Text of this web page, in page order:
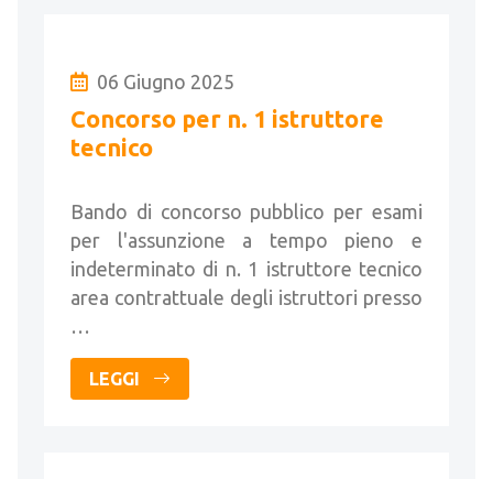
06 Giugno 2025
Concorso per n. 1 istruttore
tecnico
Bando di concorso pubblico per esami
per l'assunzione a tempo pieno e
indeterminato di n. 1 istruttore tecnico
area contrattuale degli istruttori presso
…
LEGGI